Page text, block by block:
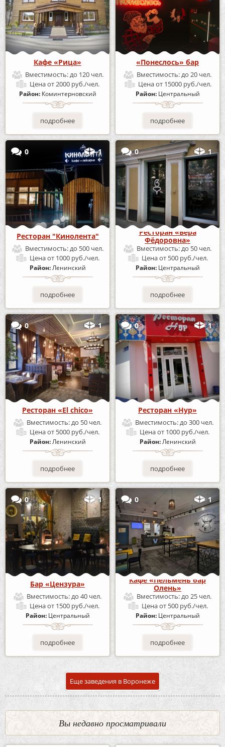
Кафе «Рица»
Вместимость:до 120 чел.
Ценаот 2000 руб./чел.
Район: Коминтерновский
подробнее
«Понеслось» бар
Вместимость:до 20 чел.
Ценаот 15000 руб./чел.
Район: Центральный
подробнее
0 1
Ресторан "Кинолента"
Вместимость:до 500 чел.
Ценаот 1000 руб./чел.
Район:Ленинский
подробнее
0 1
Ресторан «Вера
Фёдоровна»
Вместимость:до 50 чел.
Ценаот 500 руб./чел.
Район: Центральный
подробнее
0 1
Ресторан «El chico»
Вместимость:до 50 чел.
Ценаот 5000 руб./чел.
Район:Ленинский
подробнее
0 1
Ресторан «Нур»
Вместимость:до 300 чел.
Ценаот 1000 руб./чел.
Район:Ленинский
подробнее
0 1
Бар «Цензура»
Вместимость:до 40 чел.
Ценаот 1500 руб./чел.
Район: Центральный
подробнее
0 1
Кафе «Пельмень бар
Олень»
Вместимость:до 25 чел.
Ценаот 500 руб./чел.
Район: Центральный
подробнее
Еще заведения в Воронеже
Вы недавно просматривали